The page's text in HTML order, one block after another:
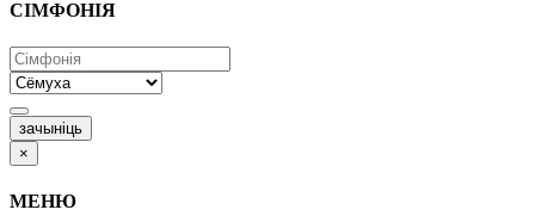
СІМФОНІЯ
зачыніць
×
МЕНЮ